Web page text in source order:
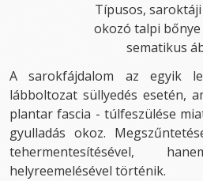
Típusos,
okozó talpi bőnye
sematikus
A sarokfájdalom az egyik
lábboltozat süllyedés esetén,
plantar fascia - túlfeszülése
gyulladás okoz.
tehermentesítésével,
helyreemelésével történik.